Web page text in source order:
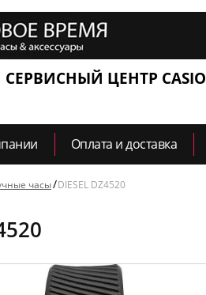
ЦЕНТР CASIO
Оплата и доставка
часы DIESEL DZ4520